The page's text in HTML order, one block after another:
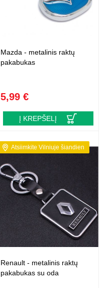
Mazda - metalinis raktų
pakabukas
5,99 €
Į KREPŠELĮ
Atsiimkite Vilniuje šiandien
Renault - metalinis raktų
pakabukas su oda